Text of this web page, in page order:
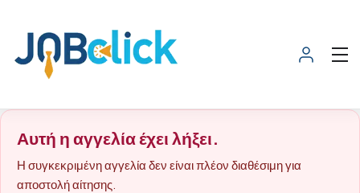
Αυτή η αγγελία έχει λήξει.
Η συγκεκριμένη αγγελία δεν είναι πλέον διαθέσιμη για
αποστολή αίτησης.